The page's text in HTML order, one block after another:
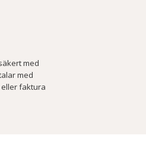
med
med
faktura